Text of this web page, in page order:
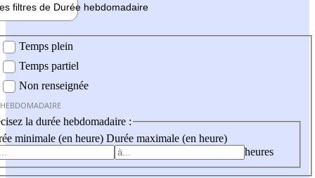
filtres de Durée hebdomadaire
Temps plein
Temps partiel
Non renseignée
la durée hebdomadaire :
minimale (en heure) Durée maximale (en heure)
heures